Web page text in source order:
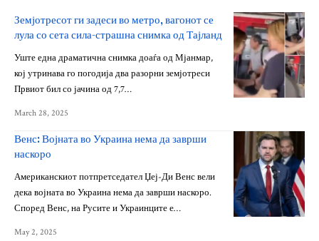
Земјотресот ги задеси во метро, вагонот се
лула со сета сила-страшна снимка од Тајланд
Уште една драматична снимка доаѓа од Мјанмар,
кој утринава го погодија два разорни земјотреси
Првиот бил со јачина од 7,7…
March 28, 2025
Венс: Војната во Украина нема да заврши
наскоро
Американскиот потпретседател Џеј-Ди Венс вели
дека војната во Украина нема да заврши наскоро.
Според Венс, на Русите и Украинците е…
May 2, 2025